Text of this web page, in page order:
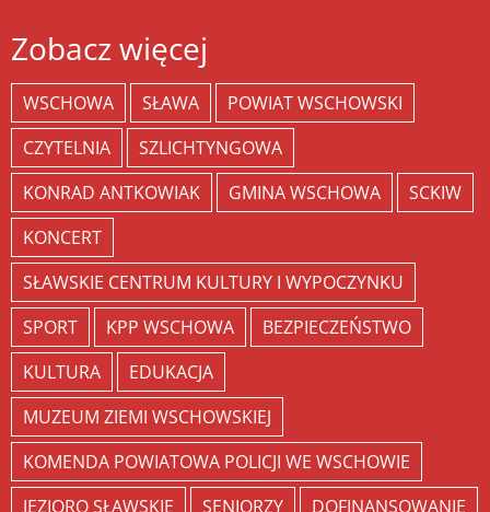
Zobacz więcej
WSCHOWA SŁAWA
POWIAT WSCHOWSKI
CZYTELNIA
SZLICHTYNGOWA
KONRAD ANTKOWIAK
GMINA WSCHOWA
SCKIW
KONCERT
SŁAWSKIE CENTRUM KULTURY I WYPOCZYNKU
SPORT
KPP WSCHOWA
BEZPIECZEŃSTWO
KULTURA
EDUKACJA
MUZEUM ZIEMI WSCHOWSKIEJ
KOMENDA POWIATOWA POLICJI WE WSCHOWIE
JEZIORO SŁAWSKIE
SENIORZY DOFINANSOWANIE